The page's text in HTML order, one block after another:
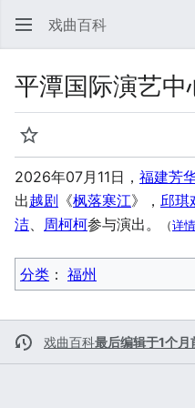
戏曲百科
平潭国际演艺中
监视
2026年07月11日， 福建芳
出越剧 《枫落寒江》， 邱琪
洁、 周柯柯参与演出。 （详情
分类 ：​ 福州
戏曲百科最后编辑于1个月